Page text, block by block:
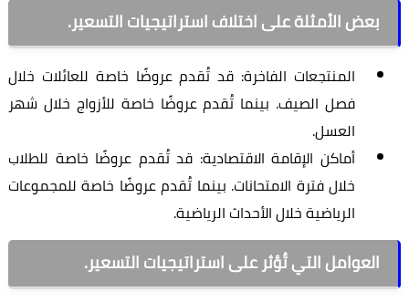
بعض الأمثلة على اختلاف استراتيجيات التسعير.
المنتجعات الفاخرة: قد تُقدم عروضًا خاصة للعائلات خلال
فصل الصيف. بينما تُقدم عروضًا خاصة للأزواج خلال شهر
العسل.
أماكن الإقامة الاقتصادية: قد تُقدم عروضًا خاصة للطلاب
خلال فترة الامتحانات. بينما تُقدم عروضًا خاصة للمجموعات
الرياضية خلال الأحداث الرياضية.
العوامل التي تُؤثر على استراتيجيات التسعير.